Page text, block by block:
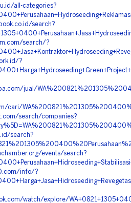
all-categories?
search?
search/?
?
jual/
cari/
search/companies?
search?
events/search?
info/?
watch/explore/